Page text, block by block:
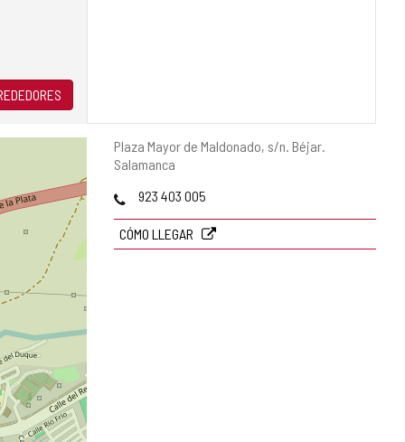
Dirección
postal
Plaza Mayor de Maldonado, s/n. Béjar.
Salamanca
Teléfonos
923 403 005
CÓMO LLEGAR